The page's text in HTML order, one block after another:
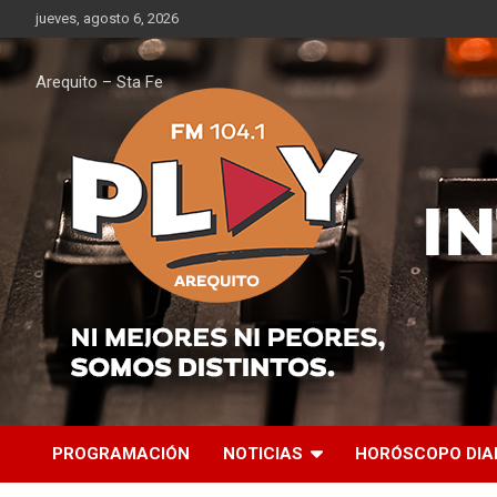
Saltar
al
contenido
jueves, agosto 6, 2026
Arequito – Sta Fe
PROGRAMACIÓN NOTICIAS HORÓSCOPO